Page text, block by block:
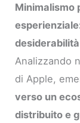
Minimalismo
desiderabilità
Analizzando
di Apple,
verso un
distribuito e